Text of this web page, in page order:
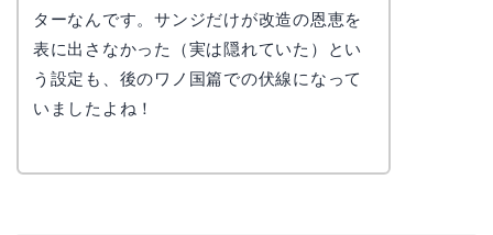
ターなんです。サンジだけが改造の恩恵を
表に出さなかった（実は隠れていた）とい
う設定も、後のワノ国篇での伏線になって
いましたよね！